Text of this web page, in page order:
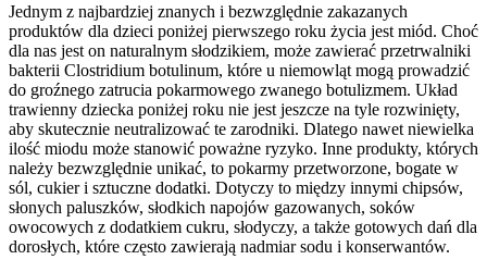
Jednym z najbardziej znanych i bezwzględnie zakazanych
produktów dla dzieci poniżej pierwszego roku życia jest miód. Choć
dla nas jest on naturalnym słodzikiem, może zawierać przetrwalniki
bakterii Clostridium botulinum, które u niemowląt mogą prowadzić
do groźnego zatrucia pokarmowego zwanego botulizmem. Układ
trawienny dziecka poniżej roku nie jest jeszcze na tyle rozwinięty,
aby skutecznie neutralizować te zarodniki. Dlatego nawet niewielka
ilość miodu może stanowić poważne ryzyko. Inne produkty, których
należy bezwzględnie unikać, to pokarmy przetworzone, bogate w
sól, cukier i sztuczne dodatki. Dotyczy to między innymi chipsów,
słonych paluszków, słodkich napojów gazowanych, soków
owocowych z dodatkiem cukru, słodyczy, a także gotowych dań dla
dorosłych, które często zawierają nadmiar sodu i konserwantów.